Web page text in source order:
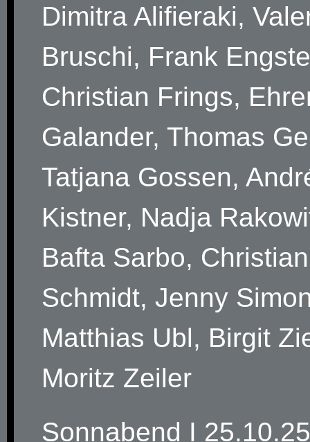
Dimitra Alifieraki,
Bruschi, Frank
Christian Frings,
Galander, Thomas
Tatjana Gossen,
Kistner, Nadja
Bafta Sarbo, Christian
Schmidt, Jenny
Matthias Ubl, Birgit
Moritz Zeiler
Sonnabend I